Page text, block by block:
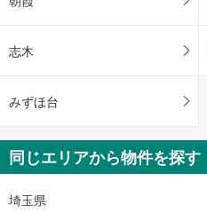
志木
みずほ台
同じエリアから物件を探す
埼玉県